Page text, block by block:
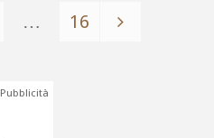
… 16
Pubblicità